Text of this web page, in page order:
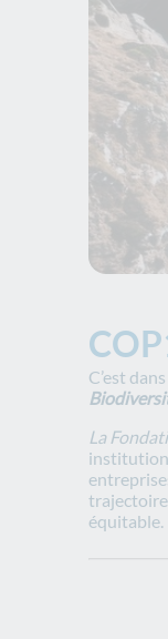
C’est
La
équitable.